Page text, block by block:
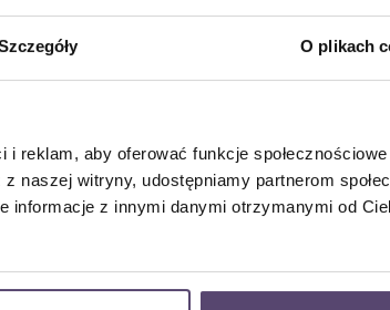
O plikach
reklam, aby oferować funkcje
naszej witryny, udostępniamy partnerom
informacje z innymi danymi otrzymanymi od
Dostępny
Udostępnij link
Cena jednostkowa z akcesoriami
zaokrąglono w górę do ceny minimalnej
Ceny z VAT plus koszty wysyłki
czas dostawy: 2-5 Tage
Ilość produktu: Wprowadź żądaną